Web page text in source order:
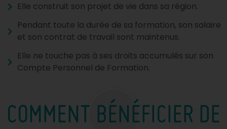
Elle construit son projet de vie dans sa région.
Pendant toute la durée de sa formation, son salaire
et son contrat de travail sont maintenus.
Elle ne touche pas à ses droits accumulés sur son
Compte Personnel de Formation.
COMMENT BÉNÉFICIER DE